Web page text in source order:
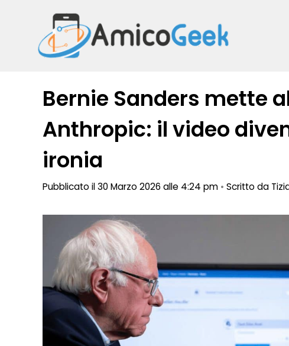
contenuto
Bernie Sanders mette
Anthropic: il video
ironia
Pubblicato il 30 Marzo 2026 alle 4:24 pm • Scritto da